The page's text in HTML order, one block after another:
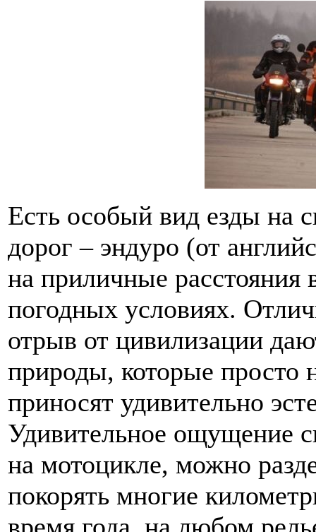
Есть особый вид езды на
дорог – эндуро (от
на приличные
погодных условиях.
отрыв от цивилизации
природы, которые просто
приносят удивительно
Удивительное ощущение
на мотоцикле, можно
покорять многие